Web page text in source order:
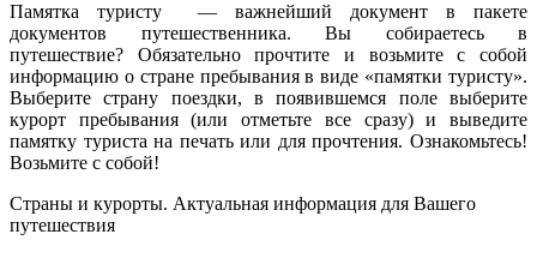
Памятка туристу — важнейший документ в пакете
документов путешественника. Вы собираетесь в
путешествие? Обязательно прочтите и возьмите с собой
информацию о стране пребывания в виде «памятки туристу».
Выберите страну поездки, в появившемся поле выберите
курорт пребывания (или отметьте все сразу) и выведите
памятку туриста на печать или для прочтения. Ознакомьтесь!
Возьмите с собой!
Страны и курорты. Актуальная информация для Вашего
путешествия